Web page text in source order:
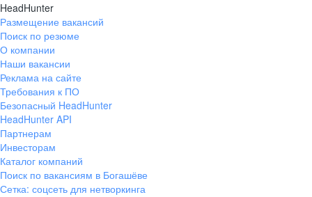
HeadHunter
Размещение вакансий
Поиск по резюме
О компании
Наши вакансии
Реклама на сайте
Требования к ПО
Безопасный HeadHunter
HeadHunter API
Партнерам
Инвесторам
Каталог компаний
Поиск по вакансиям в Богашёве
Сетка: соцсеть для нетворкинга